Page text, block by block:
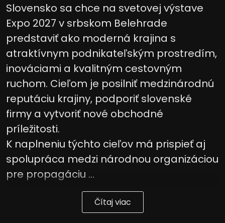
Slovensko sa chce na svetovej výstave
Expo 2027 v srbskom Belehrade
predstaviť ako moderná krajina s
atraktívnym podnikateľským prostredím,
inováciami a kvalitným cestovným
ruchom. Cieľom je posilniť medzinárodnú
reputáciu krajiny, podporiť slovenské
firmy a vytvoriť nové obchodné
príležitosti.
K naplneniu týchto cieľov má prispieť aj
spolupráca medzi národnou organizáciou
pre propagáciu ...
Čítaj viac